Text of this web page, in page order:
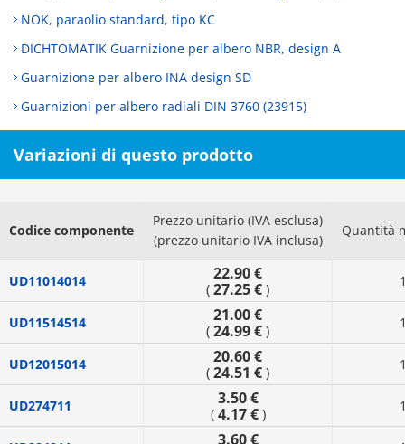
NOK, paraolio standard, tipo KC
DICHTOMATIK Guarnizione per albero NBR, design A
Guarnizione per albero INA design SD
Guarnizioni per albero radiali DIN 3760 (23915)
Variazioni di questo prodotto
Codice componente
Prezzo unitario (IVA esclusa)
(prezzo unitario IVA inclusa)
Quantità
UD11014014 22.90 €
( 27.25 € )
UD11514514 21.00 €
( 24.99 € )
UD12015014 20.60 €
( 24.51 € )
UD274711 3.50 €
( 4.17 €)
3.60 €